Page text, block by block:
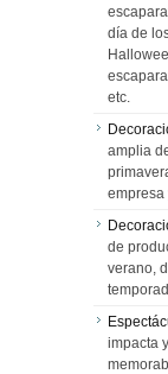
día de
etc.
amplia
empresa
de
verano,
impacta